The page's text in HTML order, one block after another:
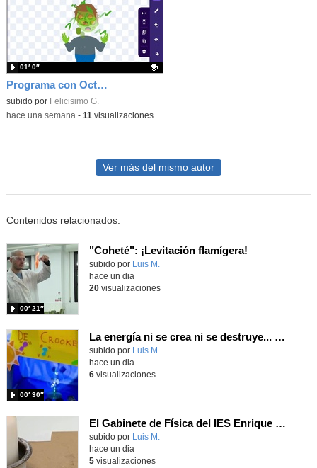
Programa con OctoStudio, un juego homenajeando al House of the dead con Zombies
Contenido educativo.
subido por Felicisimo G.
01′ 0″
-hace una semana - 11 visualizaciones
Ver más del mismo autor
Contenidos relacionados:
"Coheté": ¡Levitación flamígera!
Contenido educativo.
subido por Luis M.
00′ 21″
hace un dia
20visualizaciones
La energía ni se crea ni se destruye... ¡se experimenta! El Tierno en la Feria Madrid es Ciencia 2026
Contenido educativo.
subido por Luis M.
00′ 30″
hace un dia
6visualizaciones
El Gabinete de Física del IES Enrique Tierno Galván de Parla (Curso 25-26)
Contenido educativo.
subido por Luis M.
hace un dia
5visualizaciones